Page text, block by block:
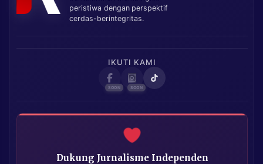
peristiwa dengan perspektif
cerdas-berintegritas.
IKUTI KAMI
Dukung Jurnalisme Independen